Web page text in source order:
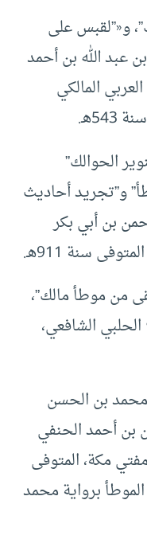
و«”لقبس على
عبد الله بن أحمد
المالكي
الحوالك”
و”تجريد أحاديث
بن أبي بكر
سنة 911هـ.
من موطأ مالك”،
الشافعي،
بن الحسن
بن أحمد الحنفي
مكة، المتوفى
الموطأ برواية محمد